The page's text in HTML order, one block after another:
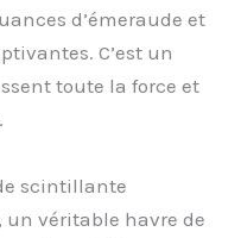
d’émeraude et
C’est un
toute la force et
scintillante
véritable havre de